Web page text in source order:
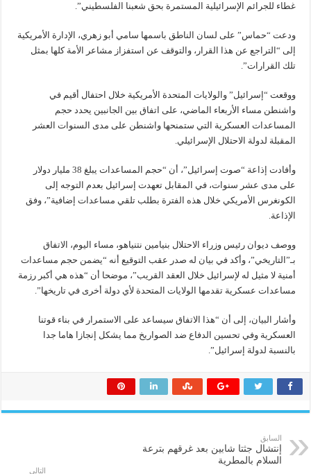
غطاء للجرائم الإسرائيلية المستمرة بحق شعبنا الفلسطيني”.
ودعت “حماس” على لسان الناطق باسمها سامي أبو زهري، الإدارة الأمريكية
إلى “التراجع عن هذا القرار، والتوقف عن استفزاز مشاعر الأمة كلها بمثل
تلك القرارات”.
ووقعت “إسرائيل” والولايات المتحدة الأمريكية خلال احتفال أقيم في
واشنطن مساء الأربعاء الماضي، على اتفاق بين الجانبين يحدد حجم
المساعدات العسكرية التي ستمنحها واشنطن على مدى السنوات العشر
المقبلة لدولة الاحتلال الإسرائيلي.
وأفادت إذاعة “صوت إسرائيل”، أن “حجم المساعدات يبلغ 38 مليار دولار
على مدى عشر سنوات، في المقابل تعهدت إسرائيل بعدم التوجه إلى
الكونغرس الأمريكي خلال هذه الفترة بطلب تلقي مساعدات إضافية”، وفق
الإذاعة.
ووصف ديوان رئيس وزراء الاحتلال بنيامين نتنياهو، مساء اليوم، الاتفاق
بـ”التاريخي”، وأكد في بيان له صدر عقب التوقيع أنه “يضمن حجم مساعدات
أمنية لا مثيل له لإسرائيل خلال العقد القريب”، موضحا أن “هذه هي أكبر رزمة
مساعدات عسكرية تقدمها الولايات المتحدة لأي دولة أخرى في تاريخها”.
وأشار البيان، إلى أن “هذا الاتفاق سيساعد على الاستمرار في بناء قوتنا
العسكرية وفي تحسين الدفاع ضد الصواريخ مما يشكل إنجازا هاما جدا
بالنسبة لدولة إسرائيل”.
السابق
إنتشال جثتا شابين بعد غرقهم بترعة
السلام بالمطرية
التالي